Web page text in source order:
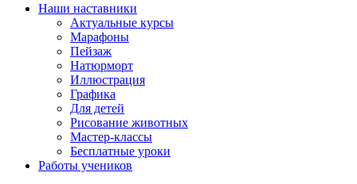
Наши наставники
Актуальные курсы
Марафоны
Пейзаж
Натюрморт
Иллюстрация
Графика
Для детей
Рисование животных
Мастер-классы
Бесплатные уроки
Работы учеников